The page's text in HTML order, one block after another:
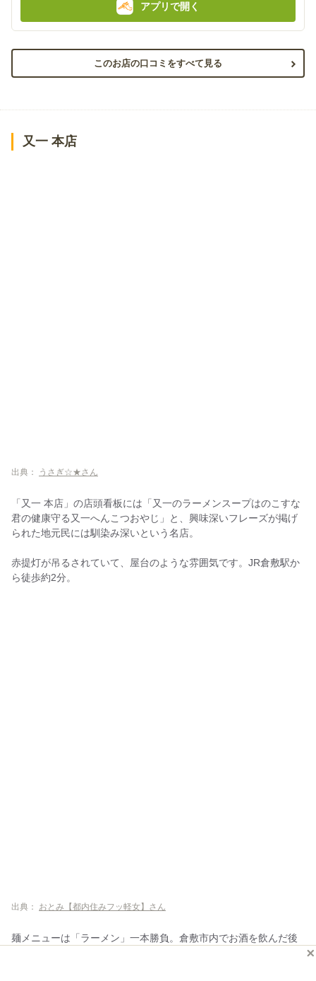
アプリで開く
このお店の口コミをすべて見る
又一 本店
出典： うさぎ☆★さん
「又一 本店」の店頭看板には「又一のラーメンスープはのこすな
君の健康守る又一へんこつおやじ」と、興味深いフレーズが掲げ
られた地元民には馴染み深いという名店。
赤提灯が吊るされていて、屋台のような雰囲気です。JR倉敷駅か
ら徒歩約2分。
出典： おとみ【都内住みフッ軽女】さん
麺メニューは「ラーメン」一本勝負。倉敷市内でお酒を飲んだ後